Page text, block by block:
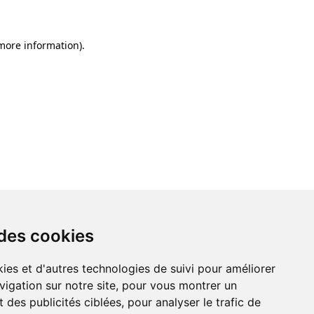
cookies
et d'autres technologies de suivi pour améliorer
sur notre site, pour vous montrer un
des publicités ciblées, pour analyser le trafic de
information).